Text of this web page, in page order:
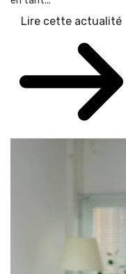
Lire cette actualité